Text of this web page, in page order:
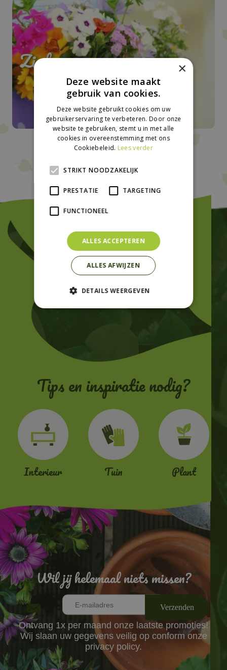
Zink
Tips en inspiratie nodig?
Interieur Tuin Plant
Wil jij helemaal niets missen?
Ontvang 1x per maand onze laatste promoties!
Wij slaan uw gegevens veilig op conform onze
privacy policy.
×
Deze website maakt
gebruik van cookies.
Deze website gebruikt cookies om uw
gebruikerservaring te verbeteren. Door onze
website te gebruiken, stemt u in met alle
cookies in overeenstemming met ons
Cookiebeleid. Lees verder
STRIKT NOODZAKELIJK
PRESTATIE TARGETING
FUNCTIONEEL
ALLES ACCEPTEREN
ALLES AFWIJZEN
DETAILS WEERGEVEN